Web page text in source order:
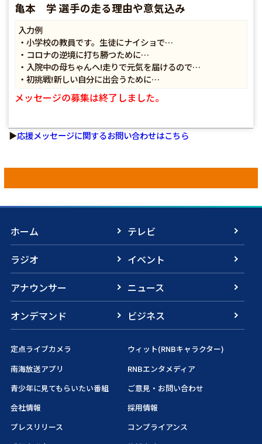
亀本 学 選手の走る理由や意気込み
入力例
・小学校の教員です。生徒にナイショで…
・コロナの逆境に打ち勝つために…
・入院中の母ちゃんへ!走りで元気を届けるので…
・初挑戦!新しい自分に出会うために…
メッセージの募集は終了しました。
▶応援メッセージに関するお問い合わせはこちら
ホーム
テレビ
ラジオ
イベント
アナウンサー
ニュース
オンデマンド
ビジネス
定点ライブカメラ
ウィット(RNBキャラクター)
南海放送アプリ
RNBエンタメディア
青少年に見てもらいたい番組
ご意見・お問い合わせ
会社情報
採用情報
プレスリリース
コンプライアンス